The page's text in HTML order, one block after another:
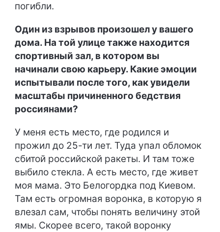
погибли.
Один из взрывов произошел у вашего
дома. На той улице также находится
спортивный зал, в котором вы
начинали свою карьеру. Какие эмоции
испытывали после того, как увидели
масштабы причиненного бедствия
россиянами?
У меня есть место, где родился и
прожил до 25-ти лет. Туда упал обломок
сбитой российской ракеты. И там тоже
выбило стекла. А есть место, где живет
моя мама. Это Белогордка под Киевом.
Там есть огромная воронка, в которую я
влезал сам, чтобы понять величину этой
ямы. Скорее всего, такой воронку